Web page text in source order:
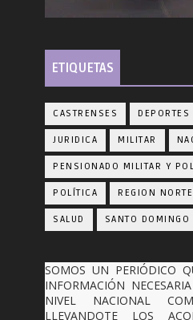
ETIQUETAS
CASTRENSES DEPORTES
JURIDICA MILITAR
PENSIONADO MILITAR Y
POLÍTICA REGION NORTE
SALUD SANTO DOMINGO
SOMOS UN PERIÓDICO
INFORMACIÓN
NIVEL NACIONAL
LLEVANDOTE LOS